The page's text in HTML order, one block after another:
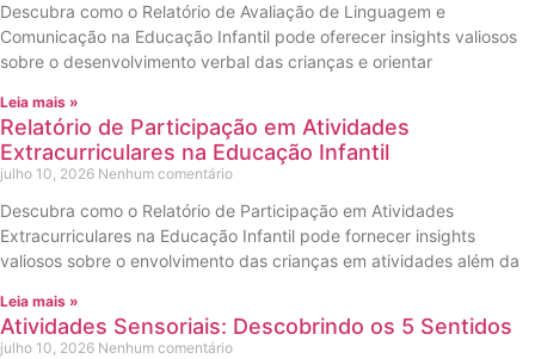
Descubra como o Relatório de Avaliação de Linguagem e
Comunicação na Educação Infantil pode oferecer insights valiosos
sobre o desenvolvimento verbal das crianças e orientar
Leia mais »
Relatório de Participação em Atividades
Extracurriculares na Educação Infantil
julho 10, 2026 Nenhum comentário
Descubra como o Relatório de Participação em Atividades
Extracurriculares na Educação Infantil pode fornecer insights
valiosos sobre o envolvimento das crianças em atividades além da
Leia mais »
Atividades Sensoriais: Descobrindo os 5 Sentidos
julho 10, 2026 Nenhum comentário